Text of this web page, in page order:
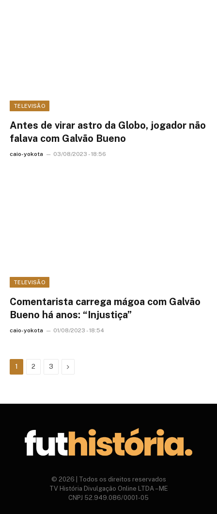
TELEVISÃO
Antes de virar astro da Globo, jogador não
falava com Galvão Bueno
caio-yokota 03/08/2023 - 18:56
TELEVISÃO
Comentarista carrega mágoa com Galvão
Bueno há anos: “Injustiça”
caio-yokota 01/08/2023 - 18:54
1 2 3 Next
© 2026 | Todos os direitos reservados
TV História Divulgação Online LTDA – ME
CNPJ 52.949.086/0001-05